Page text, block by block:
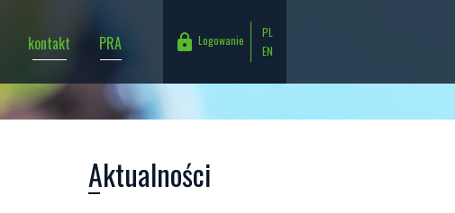
 Logowanie
Login (adres e-mail)
PL
EN
kontakt PRA
Aktualności